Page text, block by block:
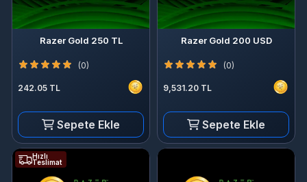
Razer Gold 250 TL
(0)
242.05 TL
Sepete Ekle
Razer Gold 200 USD
(0)
9,531.20 TL
Sepete Ekle
Hızlı
Teslimat